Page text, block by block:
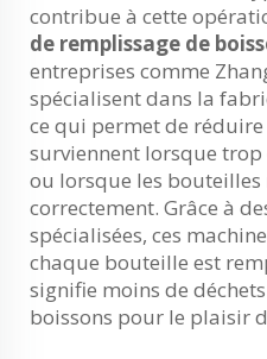
contribue à cette
de remplissage de
entreprises comme
spécialisent dans la
ce qui permet de réduire
surviennent lorsque trop
ou lorsque les bouteilles
correctement. Grâce à
spécialisées, ces
chaque bouteille est
signifie moins de
boissons pour le plaisir